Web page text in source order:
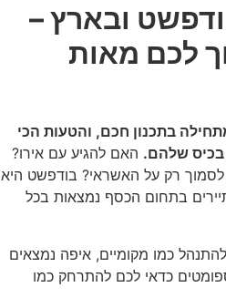
ובארץ –
לכם מאות
בתכנון חכם, והטעות הכי
בכיס שלהם. האם להגיע עם אירו?
רק על האשראי? בודפשט היא
בתחום הכסף נמצאות בכל
כמו מקומיים, איפה נמצאים
כדאי לכם להתרחק כמו